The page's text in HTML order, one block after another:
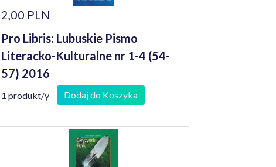
2,00 PLN
Pro Libris: Lubuskie Pismo
Literacko-Kulturalne nr 1-4 (54-
57) 2016
1 produkt/y Dodaj do Koszyka